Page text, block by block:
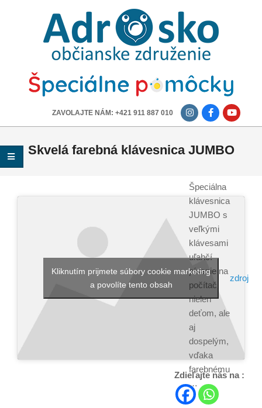
ADROSKO
OBČIANSKE
ZDRUŽENIE
ZAVOLAJTE NÁM: +421 911 887 010
Skvelá farebná klávesnica JUMBO
Špeciálna
klávesnica
JUMBO s
veľkými
klávesami
uľahčí
písanie na
počítači
nielen
deťom, ale
aj
dospelým,
vďaka
farebnému
…
zdroj
Kliknutím prijmete súbory cookie marketing
a povolíte tento obsah
Zdieľajte nás na :